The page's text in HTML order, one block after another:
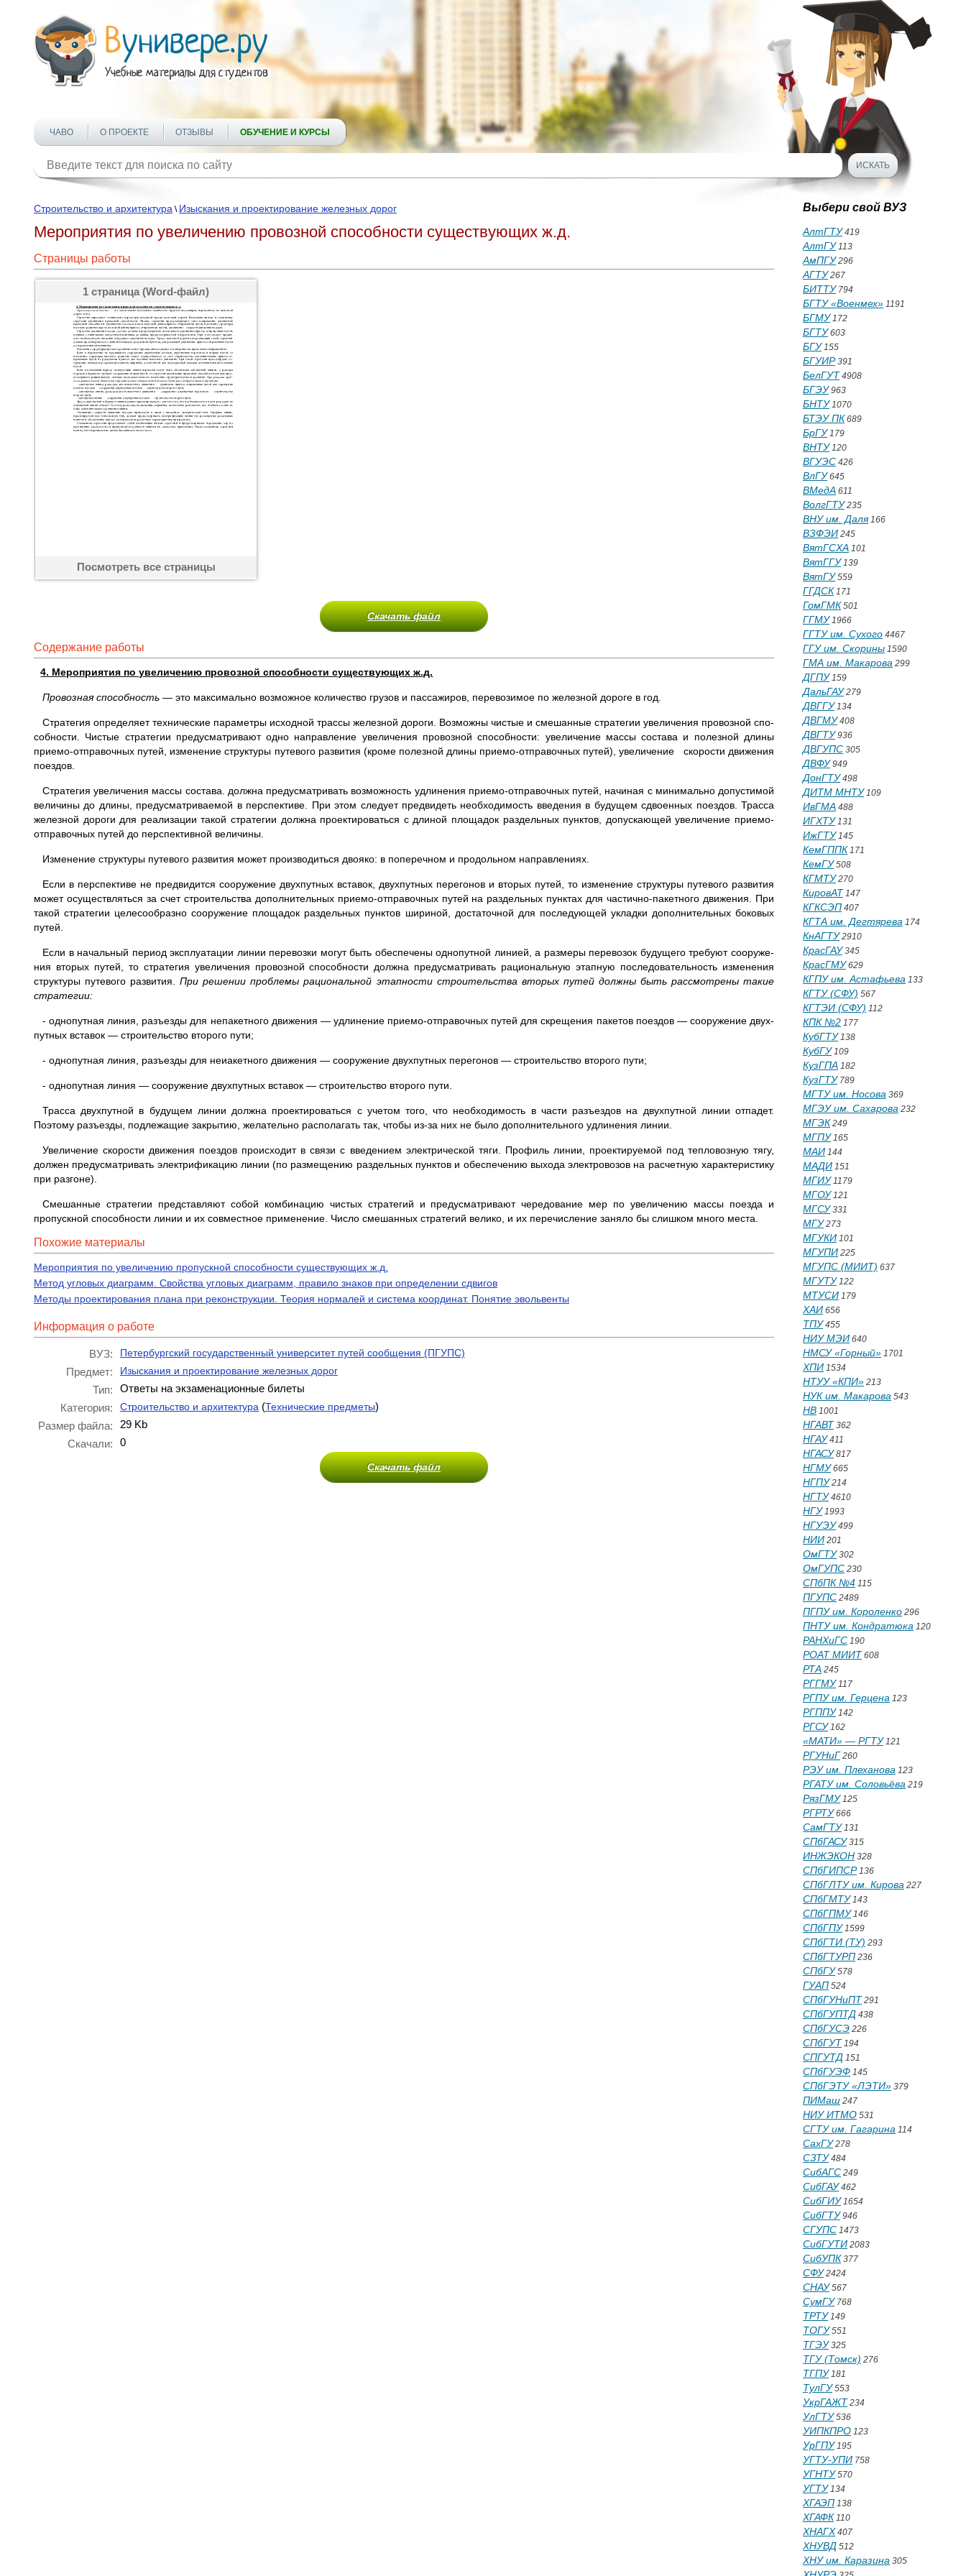
ЧАВО О ПРОЕКТЕ ОТЗЫВЫ ОБУЧЕНИЕ И КУРСЫ
Строительство и архитектура \ Изыскания и проектирование железных дорог
Мероприятия по увеличению провозной способности существующих ж.д.
Страницы работы
1 страница (Word-файл)
Посмотреть все страницы
Скачать файл
Содержание работы
4. Мероприятия по увеличению провозной способности существующих ж.д.
Провозная способность — это макси­мально возможное количество грузов и пассажиров, перевозимое по желез­ной дороге в год.
Стратегия определяет технические параметры исходной трассы железной дороги. Возможны чистые и смешанные стратегии увеличения провозной спо­
собности. Чистые стратегии предусмат­ривают одно направление увеличения провозной способности: увеличение мас­сы состава и полезной длины
приемо-отправочных путей, изменение структу­ры путевого развития (кроме полезной длины приемо-отправочных путей), уве­личение скорости движения
поездов.
Стратегия увеличения массы состава. должна предусматривать возможность удлинения приемо-отправочных путей, начиная с минимально допустимой
вели­чины до длины, предусматриваемой в перспективе. При этом следует предви­деть необходимость введения в будущем сдвоенных поездов. Трасса
железной дороги для реализации такой стратегии должна проектироваться с длиной площадок раздельных пунктов, допускаю­щей увеличение приемо-
отправочных путей до перспективной величины.
Изменение структуры путевого раз­вития может производиться двояко: в поперечном и продольном направлениях.
Если в перспективе не предвидится сооружение двухпутных вставок, двух­путных перегонов и вторых путей, то изменение структуры путевого разви­тия
может осуществляться за счет строи­тельства дополнительных приемо-от­правочных путей на раздельных пунк­тах для частично-пакетного движения. При
такой стратегии целесообразно со­оружение площадок раздельных пунк­тов шириной, достаточной для после­дующей укладки дополнительных боко­вых
путей.
Если в начальный период эксплуа­тации линии перевозки могут быть обес­печены однопутной линией, а размеры перевозок будущего требуют сооруже­
ния вторых путей, то стратегия увеличе­ния провозной способности должна пред­усматривать рациональную этапную по­следовательность изменения
структуры путевого развития.При решении проб­лемы рациональной этапности строи­тельства вторых путей должны быть рассмотрены такие
стратегии:
- однопутная линия, разъезды для не­пакетного движения — удлинение при­емо-отправочных путей для скрещения пакетов поездов — сооружение двух­
путных вставок — строительство второ­го пути;
- однопутная линия, разъезды для неиакетного движения — сооружение двухпутных перегонов — строительст­во второго пути;
- однопутная линия — сооружение двухпутных вставок — строительство второго пути.
Трасса двухпутной в будущем линии должна проектироваться с учетом того, что необходимость в части разъездов на двухпутной линии отпадет.
Поэтому разъезды, подлежащие закрытию, же­лательно располагать так, чтобы из-за них не было дополнительного удлине­ния линии.
Увеличение скорости движения поез­дов происходит в связи с введением электрической тяги. Профиль линии, проектируемой под тепловозную тягу,
должен предусматривать электрифика­цию линии (по размещению раздельных пунктов и обеспечению выхода электро­возов на расчетную характеристику
при разгоне).
Смешанные стратегии представляют собой комбинацию чистых стратегий и предусматривают чередование мер по увеличению массы поезда и
пропуск­ной способности линии и их совместное применение. Число смешанных страте­гий велико, и их перечисление заняло бы слишком много места.
Похожие материалы
Мероприятия по увеличению пропускной способности существующих ж.д.
Метод угловых диаграмм. Свойства угловых диаграмм, правило знаков при определении сдвигов
Методы проектирования плана при реконструкции. Теория нормалей и система координат. Понятие эвольвенты
Информация о работе
ВУЗ: Петербургский государственный университет путей сообщения (ПГУПС)
Предмет: Изыскания и проектирование железных дорог
Тип:
Ответы на экзаменационные билеты
Категория:
Строительство и архитектура (Технические предметы)
Размер файла:
29 Kb
Скачали:
0
Скачать файл
Выбери свой ВУЗ
АлтГТУ419
АлтГУ113
АмПГУ296
АГТУ267
БИТТУ794
БГТУ «Военмех» 1191
БГМУ172
БГТУ603
БГУ155
БГУИР391
БелГУТ 4908
БГЭУ963
БНТУ1070
БТЭУ ПК 689
БрГУ179
ВНТУ120
ВГУЭС 426
ВлГУ645
ВМедА 611
ВолгГТУ235
ВНУ им. Даля166
ВЗФЭИ 245
ВятГСХА 101
ВятГГУ139
ВятГУ559
ГГДСК 171
ГомГМК 501
ГГМУ1966
ГГТУ им. Сухого 4467
ГГУ им. Скорины 1590
ГМА им. Макарова 299
ДГПУ159
ДальГАУ279
ДВГГУ134
ДВГМУ408
ДВГТУ936
ДВГУПС 305
ДВФУ949
ДонГТУ498
ДИТМ МНТУ109
ИвГМА 488
ИГХТУ131
ИжГТУ145
КемГППК 171
КемГУ508
КГМТУ270
КировАТ 147
КГКСЭП 407
КГТА им. Дегтярева 174
КнАГТУ2910
КрасГАУ345
КрасГМУ629
КГПУ им. Астафьева 133
КГТУ (СФУ) 567
КГТЭИ (СФУ) 112
КПК №2 177
КубГТУ138
КубГУ109
КузГПА 182
КузГТУ789
МГТУ им. Носова 369
МГЭУ им. Сахарова 232
МГЭК 249
МГПУ165
МАИ 144
МАДИ 151
МГИУ1179
МГОУ121
МГСУ331
МГУ273
МГУКИ 101
МГУПИ 225
МГУПС (МИИТ) 637
МГУТУ122
МТУСИ 179
ХАИ 656
ТПУ455
НИУ МЭИ 640
НМСУ «Горный» 1701
ХПИ 1534
НТУУ «КПИ» 213
НУК им. Макарова 543
НВ 1001
НГАВТ 362
НГАУ411
НГАСУ817
НГМУ665
НГПУ214
НГТУ4610
НГУ1993
НГУЭУ499
НИИ 201
ОмГТУ302
ОмГУПС 230
СПбПК №4 115
ПГУПС 2489
ПГПУ им. Короленко 296
ПНТУ им. Кондратюка 120
РАНХиГС 190
РОАТ МИИТ 608
РТА 245
РГГМУ117
РГПУ им. Герцена 123
РГППУ142
РГСУ162
«МАТИ» — РГТУ121
РГУНиГ 260
РЭУ им. Плеханова 123
РГАТУ им. Соловьёва 219
РязГМУ125
РГРТУ666
СамГТУ131
СПбГАСУ315
ИНЖЭКОН 328
СПбГИПСР136
СПбГЛТУ им. Кирова 227
СПбГМТУ143
СПбГПМУ146
СПбГПУ1599
СПбГТИ (ТУ) 293
СПбГТУРП 236
СПбГУ578
ГУАП 524
СПбГУНиПТ 291
СПбГУПТД 438
СПбГУСЭ 226
СПбГУТ 194
СПГУТД 151
СПбГУЭФ 145
СПбГЭТУ «ЛЭТИ» 379
ПИМаш 247
НИУ ИТМО 531
СГТУ им. Гагарина 114
СахГУ278
СЗТУ484
СибАГС 249
СибГАУ462
СибГИУ1654
СибГТУ946
СГУПС 1473
СибГУТИ 2083
СибУПК 377
СФУ2424
СНАУ567
СумГУ768
ТРТУ149
ТОГУ551
ТГЭУ325
ТГУ (Томск) 276
ТГПУ181
ТулГУ553
УкрГАЖТ 234
УлГТУ536
УИПКПРО 123
УрГПУ195
УГТУ-УПИ 758
УГНТУ570
УГТУ134
ХГАЭП 138
ХГАФК 110
ХНАГХ 407
ХНУВД 512
ХНУ им. Каразина 305